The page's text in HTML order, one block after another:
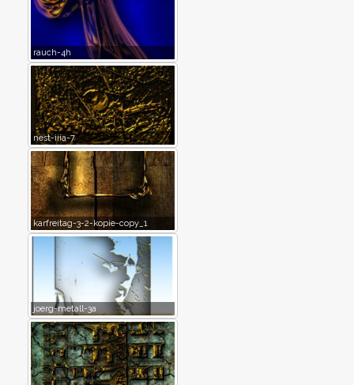
rauch-4h
nest-iiia-7
karfreitag-3-2-kopie-copy_1
joerg-metall-3a